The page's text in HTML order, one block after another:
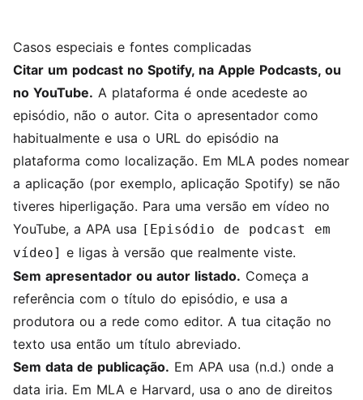
Casos especiais e fontes complicadas
Citar um podcast no Spotify, na Apple Podcasts, ou
no YouTube. A plataforma é onde acedeste ao
episódio, não o autor. Cita o apresentador como
habitualmente e usa o URL do episódio na
plataforma como localização. Em MLA podes nomear
a aplicação (por exemplo, aplicação Spotify) se não
tiveres hiperligação. Para uma versão em vídeo no
YouTube, a APA usa [Episódio de podcast em
vídeo] e ligas à versão que realmente viste.
Sem apresentador ou autor listado. Começa a
referência com o título do episódio, e usa a
produtora ou a rede como editor. A tua citação no
texto usa então um título abreviado.
Sem data de publicação. Em APA usa (n.d.) onde a
data iria. Em MLA e Harvard, usa o ano de direitos